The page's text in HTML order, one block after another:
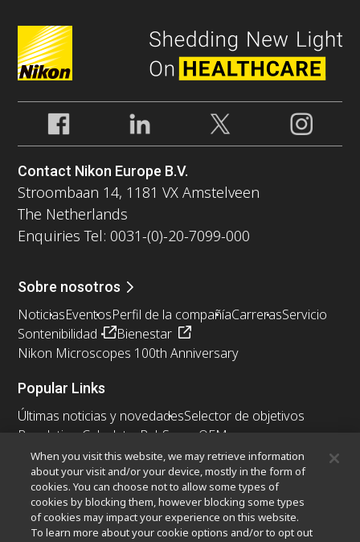
Contact Nikon Europe B.V.
Stroombaan 14, 1181 VX Amstelveen
The Netherlands
Enquiries Tel: 0031-(0)-20-7099-000
Sobre nosotros
NoticiasEventosPerfil de la compañíaCarrerasServicio
Sontenibilidad
Bienestar
Nikon Microscopes 100th Anniversary
Popular Links
Últimas noticias y novedadesSelector de objetivos
Resolution Calculator PubScope OEM
Nikon Small World
MicroscopyU
Otros Productos Nikon
Productos de imagen
Microscopía industrial y metrología
When you visit this website, we may retrieve information
about your visit and/or your device, mostly in the form of
cookies. You can choose not to allow some types of
cookies by blocking them, however blocking some types
of cookies may impact your experience on this website.
To learn more about your cookie options and/or to opt out